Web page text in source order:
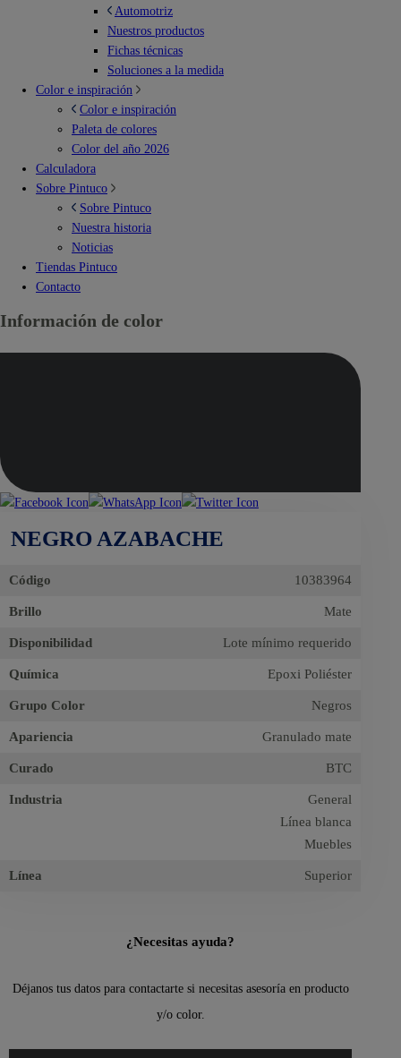
Automotriz
Nuestros productos
Fichas técnicas
Soluciones a la medida
Color e inspiración
Color e inspiración
Paleta de colores
Color del año 2026
Calculadora
Sobre Pintuco
Sobre Pintuco
Nuestra historia
Noticias
Tiendas Pintuco
Contacto
Información de color
NEGRO AZABACHE
Código 10383964
Brillo Mate
Disponibilidad Lote mínimo requerido
Química Epoxi Poliéster
Grupo Color Negros
Apariencia Granulado mate
Curado BTC
Industria
General
Línea blanca
Muebles
Línea Superior
¿Necesitas ayuda?
Déjanos tus datos para contactarte si necesitas asesoría en producto
y/o color.